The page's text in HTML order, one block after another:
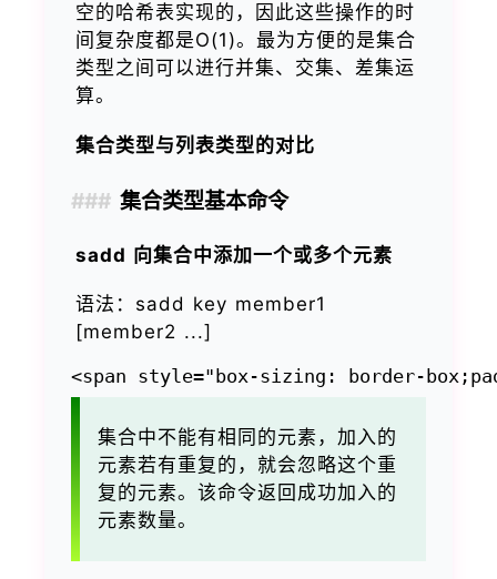
空的哈希表实现的，因此这些操作的时
间复杂度都是O(1)。最为方便的是集合
类型之间可以进行并集、交集、差集运
算。
集合类型与列表类型的对比
集合类型基本命令
sadd 向集合中添加一个或多个元素
语法：sadd key member1
[member2 ...]
集合中不能有相同的元素，加入的
元素若有重复的，就会忽略这个重
复的元素。该命令返回成功加入的
元素数量。